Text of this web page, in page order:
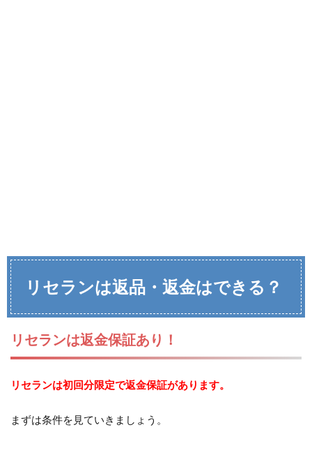
リセランは返品・返金はできる？
リセランは返金保証あり！
リセランは初回分限定で返金保証があります。
まずは条件を見ていきましょう。